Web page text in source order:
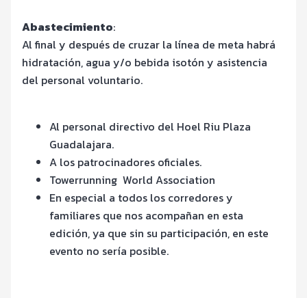
Abastecimiento:
Al final y después de cruzar la línea de meta habrá
hidratación, agua y/o bebida isotón y asistencia
del personal voluntario.
Al personal directivo del Hoel Riu Plaza
Guadalajara.
A los patrocinadores oficiales.
Towerrunning World Association
En especial a todos los corredores y
familiares que nos acompañan en esta
edición, ya que sin su participación, en este
evento no sería posible.